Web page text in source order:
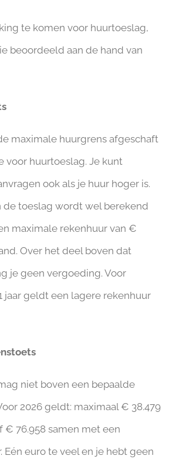
te komen voor huurtoeslag,
beoordeeld aan de hand van
maximale huurgrens afgeschaft
voor huurtoeslag. Je kunt
ook als je huur hoger is.
de toeslag wordt wel berekend
maximale rekenhuur van €
Over het deel boven dat
je geen vergoeding. Voor
jaar geldt een lagere rekenhuur
niet boven een bepaalde
2026 geldt: maximaal € 38.479
€ 76.958 samen met een
Eén euro te veel en je hebt geen